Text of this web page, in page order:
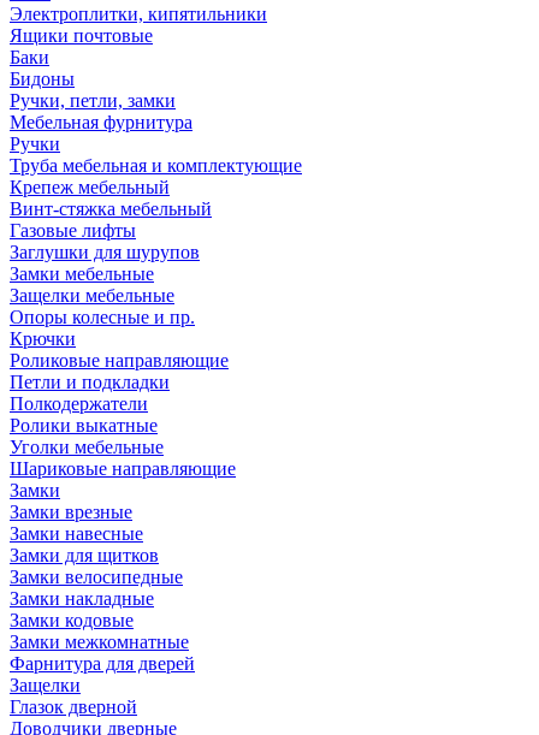
Электроплитки, кипятильники
Ящики почтовые
Баки
Бидоны
Ручки, петли, замки
Мебельная фурнитура
Ручки
Труба мебельная и комплектующие
Крепеж мебельный
Винт-стяжка мебельный
Газовые лифты
Заглушки для шурупов
Замки мебельные
Защелки мебельные
Опоры колесные и пр.
Крючки
Роликовые направляющие
Петли и подкладки
Полкодержатели
Ролики выкатные
Уголки мебельные
Шариковые направляющие
Замки
Замки врезные
Замки навесные
Замки для щитков
Замки велосипедные
Замки накладные
Замки кодовые
Замки межкомнатные
Фарнитура для дверей
Защелки
Глазок дверной
Доводчики дверные